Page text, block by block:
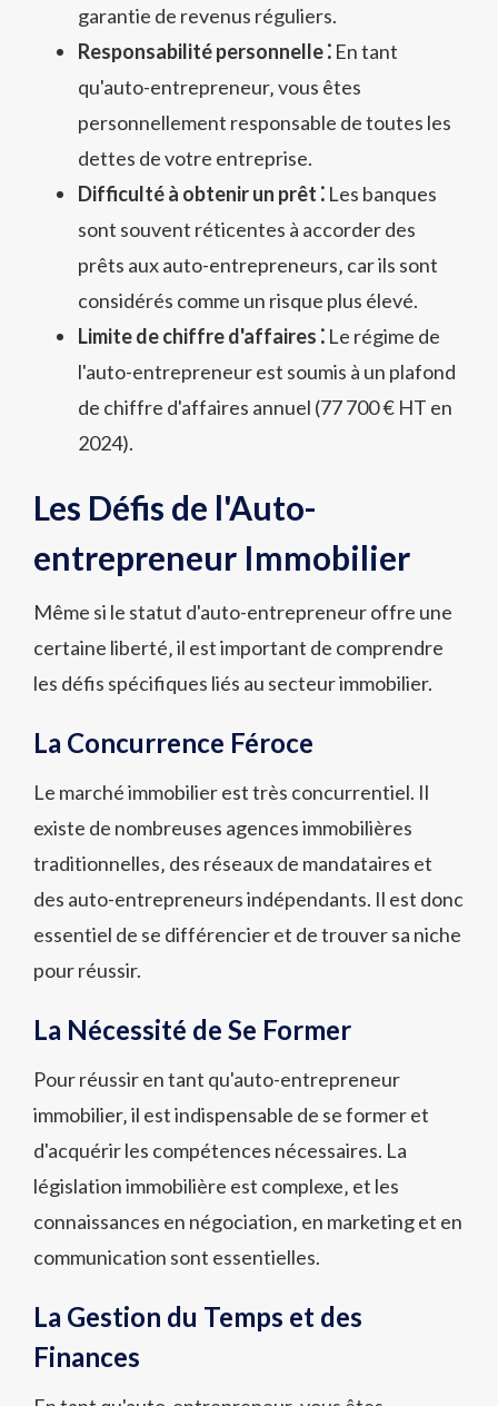
garantie de revenus réguliers.
Responsabilité personnelle ⁚ En tant
qu'auto-entrepreneur‚ vous êtes
personnellement responsable de toutes les
dettes de votre entreprise.
Difficulté à obtenir un prêt ⁚ Les banques
sont souvent réticentes à accorder des
prêts aux auto-entrepreneurs‚ car ils sont
considérés comme un risque plus élevé.
Limite de chiffre d'affaires ⁚ Le régime de
l'auto-entrepreneur est soumis à un plafond
de chiffre d'affaires annuel (77 700 € HT en
2024).
Les Défis de l'Auto-
entrepreneur Immobilier
Même si le statut d'auto-entrepreneur offre une
certaine liberté‚ il est important de comprendre
les défis spécifiques liés au secteur immobilier.
La Concurrence Féroce
Le marché immobilier est très concurrentiel. Il
existe de nombreuses agences immobilières
traditionnelles‚ des réseaux de mandataires et
des auto-entrepreneurs indépendants. Il est donc
essentiel de se différencier et de trouver sa niche
pour réussir.
La Nécessité de Se Former
Pour réussir en tant qu'auto-entrepreneur
immobilier‚ il est indispensable de se former et
d'acquérir les compétences nécessaires. La
législation immobilière est complexe‚ et les
connaissances en négociation‚ en marketing et en
communication sont essentielles.
La Gestion du Temps et des
Finances